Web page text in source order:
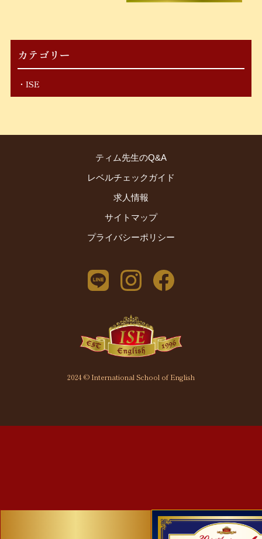
カテゴリー
ISE
ティム先生のQ&A
レベルチェックガイド
求人情報
サイトマップ
プライバシーポリシー
2024 © International School of English